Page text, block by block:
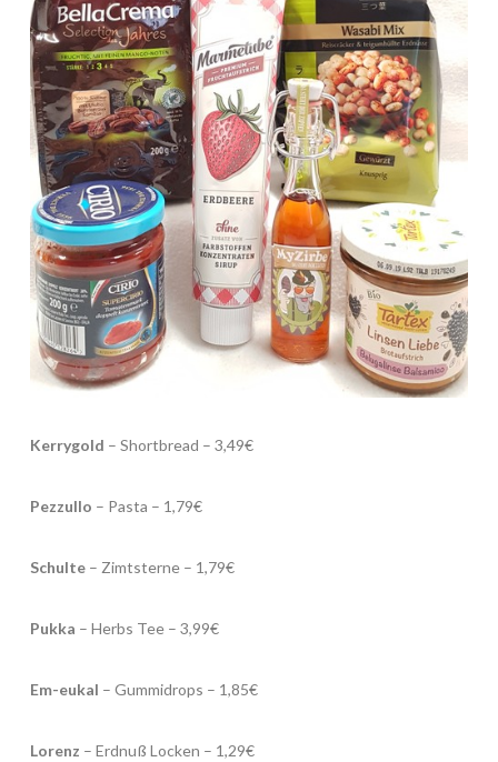
Kerrygold – Shortbread – 3,49€
Pezzullo – Pasta – 1,79€
Schulte– Zimtsterne – 1,79€
Pukka – Herbs Tee – 3,99€
Em-eukal – Gummidrops – 1,85€
Lorenz – Erdnuß Locken – 1,29€